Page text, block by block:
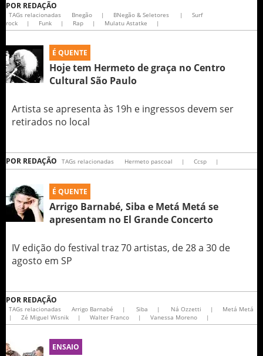
POR REDAÇÃO
TAGs relacionadas Bnegão | BNegão & Seletores |
Surf
rock
| Funk | Rap | Mulatu Astatke |
É QUENTE
Hoje tem Hermeto de graça no Centro
Cultural São Paulo
Artista se apresenta às 19h e ingressos devem ser
retirados no local
POR REDAÇÃO TAGs relacionadas Hermeto pascoal | Ccsp |
É QUENTE
Arrigo Barnabé, Siba e Metá Metá se
apresentam no El Grande Concerto
IV edição do festival traz 70 artistas, de 28 a 30 de
agosto em SP
POR REDAÇÃO
TAGs relacionadas Arrigo Barnabé | Siba | Ná Ozzetti |
Metá Metá
|
Zé Miguel Wisnik | Walter Franco | Vanessa Moreno |
ENSAIO